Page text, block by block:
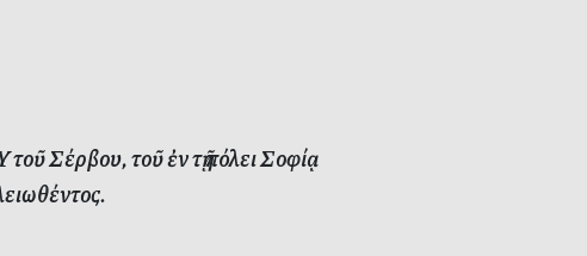
Σέρβου, τοῦ ἐν τῇ πόλει Σοφίᾳ